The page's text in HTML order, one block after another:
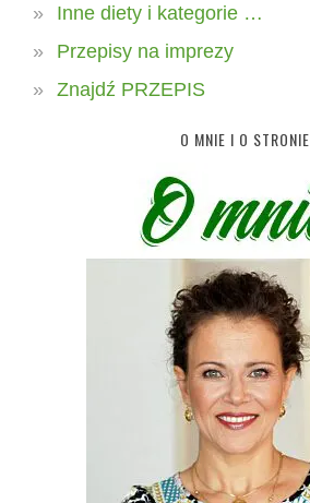
Inne diety i kategorie …
Przepisy na imprezy
Znajdź PRZEPIS
O MNIE I O STRONIE